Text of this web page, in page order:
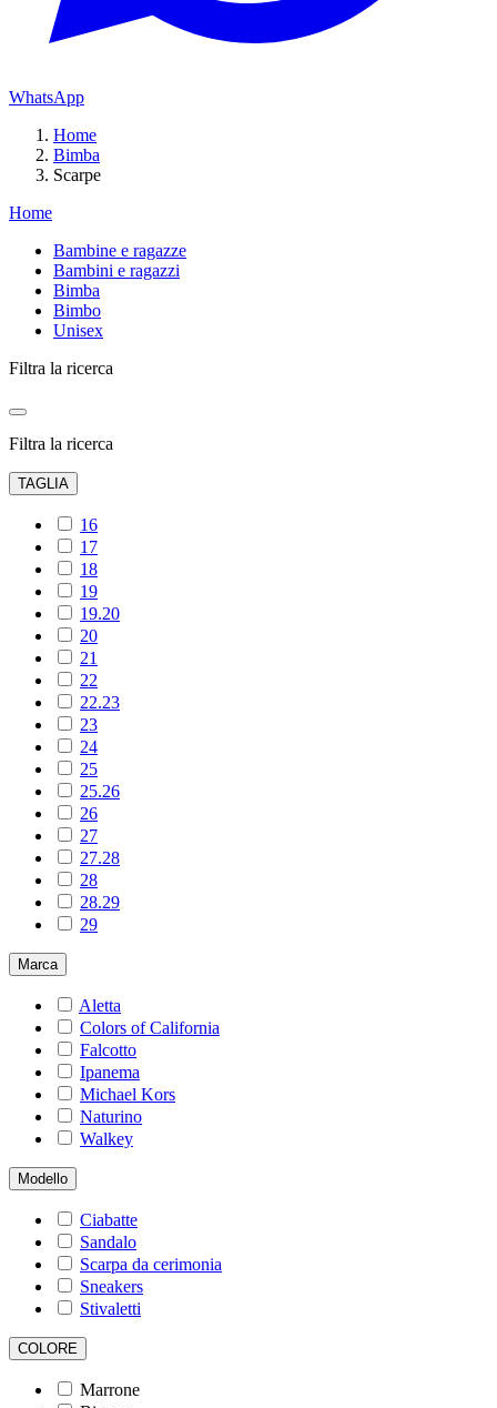
WhatsApp
Home
Bimba
Scarpe
Home
Bambine e ragazze
Bambini e ragazzi
Bimba
Bimbo
Unisex
Filtra la ricerca
Filtra la ricerca
TAGLIA
16
17
18
19
19.20
20
21
22
22.23
23
24
25
25.26
26
27
27.28
28
28.29
29
Marca
Aletta
Colors of California
Falcotto
Ipanema
Michael Kors
Naturino
Walkey
Modello
Ciabatte
Sandalo
Scarpa da cerimonia
Sneakers
Stivaletti
COLORE
Marrone